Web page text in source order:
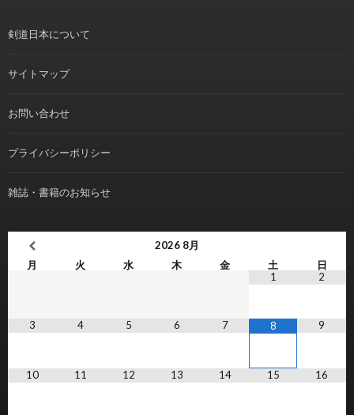
剣道日本について
サイトマップ
お問い合わせ
プライバシーポリシー
雑誌・書籍のお知らせ
2026 8月
月
火 水 木 金 土
日
1
2
3 4 5 6 7 8 9
10 11 12 13 14 15 16